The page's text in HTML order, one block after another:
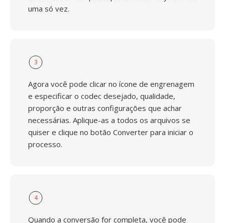
uma só vez.
3
Agora você pode clicar no ícone de engrenagem
e especificar o codec desejado, qualidade,
proporção e outras configurações que achar
necessárias. Aplique-as a todos os arquivos se
quiser e clique no botão Converter para iniciar o
processo.
4
Quando a conversão for completa, você pode